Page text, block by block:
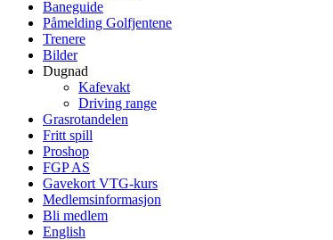
Baneguide
Påmelding Golfjentene
Trenere
Bilder
Dugnad
Kafevakt
Driving range
Grasrotandelen
Fritt spill
Proshop
FGP AS
Gavekort VTG-kurs
Medlemsinformasjon
Bli medlem
English